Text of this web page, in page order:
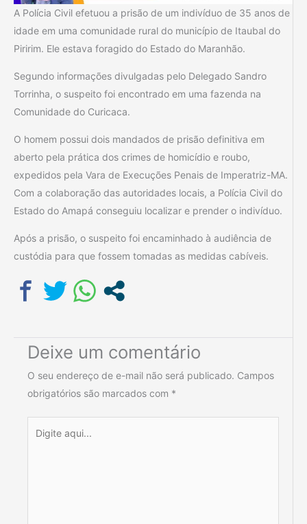
A Polícia Civil efetuou a prisão de um indivíduo de 35 anos de
idade em uma comunidade rural do município de Itaubal do
Piririm. Ele estava foragido do Estado do Maranhão.
Segundo informações divulgadas pelo Delegado Sandro
Torrinha, o suspeito foi encontrado em uma fazenda na
Comunidade do Curicaca.
O homem possui dois mandados de prisão definitiva em
aberto pela prática dos crimes de homicídio e roubo,
expedidos pela Vara de Execuções Penais de Imperatriz-MA.
Com a colaboração das autoridades locais, a Polícia Civil do
Estado do Amapá conseguiu localizar e prender o indivíduo.
Após a prisão, o suspeito foi encaminhado à audiência de
custódia para que fossem tomadas as medidas cabíveis.
Deixe um comentário
O seu endereço de e-mail não será publicado. Campos
obrigatórios são marcados com *
aqui...